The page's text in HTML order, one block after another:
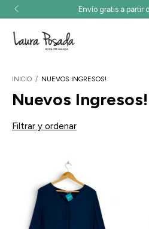
Envío gratis a partir
INICIO / NUEVOS INGRESOS!
Nuevos Ingresos!
Filtrar y ordenar